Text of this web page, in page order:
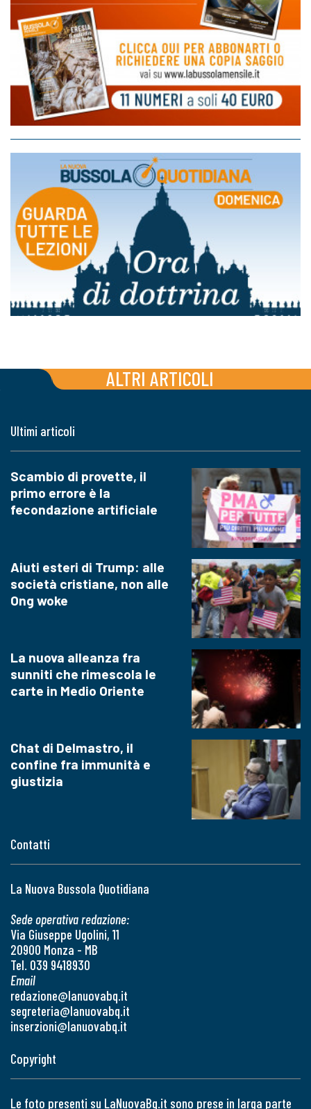
ALTRI ARTICOLI
Contatti
La Nuova Bussola Quotidiana
Sede operativa redazione:
Via Giuseppe Ugolini, 11
20900 Monza - MB
Tel. 039 9418930
Email
redazione@lanuovabq.it
segreteria@lanuovabq.it
inserzioni@lanuovabq.it
Ultimi articoli
Scambio di provette, il
primo errore è la
fecondazione artificiale
Aiuti esteri di Trump: alle
società cristiane, non alle
Ong woke
La nuova alleanza fra
sunniti che rimescola le
carte in Medio Oriente
Chat di Delmastro, il
confine fra immunità e
giustizia
Copyright
Le foto presenti su LaNuovaBq.it sono prese in larga parte